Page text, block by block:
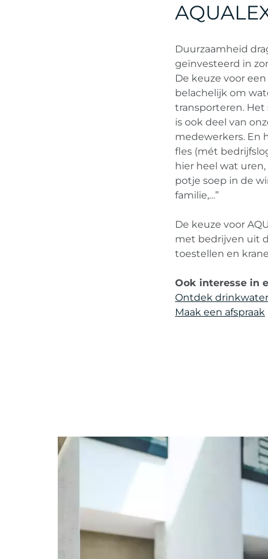
Duurzaamheid
geïnvesteerd in
De keuze voor
belachelijk om
transporteren. Het
is ook deel van
medewerkers. En
fles (mét
hier heel wat
potje soep in de
familie,…”
De keuze voor
met bedrijven uit
toestellen en
Ook interesse in
Ontdek
Maak een afspraak